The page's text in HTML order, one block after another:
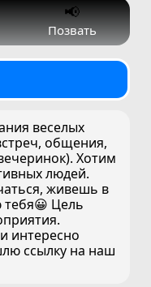
📢
Позвать
веселых
общения,
Хотим
людей.
живешь в
тебя😀 Цель
интересно
ссылку на наш